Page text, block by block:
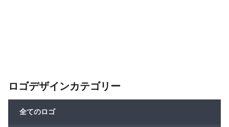
ロゴデザインカテゴリー
全てのロゴ